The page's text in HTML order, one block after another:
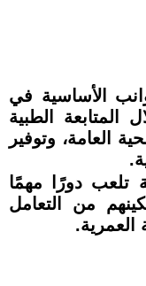
الأساسية في
الطبية
العامة، وتوفير
تلعب دورًا مهمًا
من التعامل
العمرية.